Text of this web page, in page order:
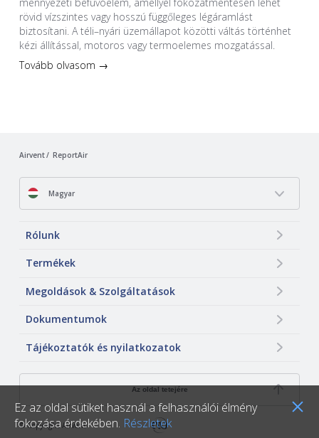
mennyezeti befúvóelem, amellyel fokozatmentesen lehet
rövid vízszintes vagy hosszú függőleges légáramlást
biztosítani. A téli–nyári üzemállapot közötti váltás történhet
kézi állítással, motoros vagy termoelemes mozgatással.
Tovább olvasom →
Ez az oldal sütiket használ a felhasználói élmény
fokozása érdekében. Részletek
Airvent ReportAir
Magyar
Rólunk
Termékek
Megoldások & Szolgáltatások
Dokumentumok
Tájékoztatók és nyilatkozatok
Az oldal tetejére
© Copyright Airvent